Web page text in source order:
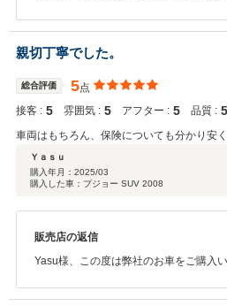
りサポートいたしますので、頼って頂
うございました！
親切丁寧でした。
総合評価 5点
接客 : 5 雰囲気 : 5 アフター : 5 品質 : 5
車両はもちろん、保険についても分かり安
Ｙａｓｕ
購入年月： 2025/03
購入した車：プジョー SUV 2008
販売店の返信
Yasu様、この度は弊社のお車をご購入